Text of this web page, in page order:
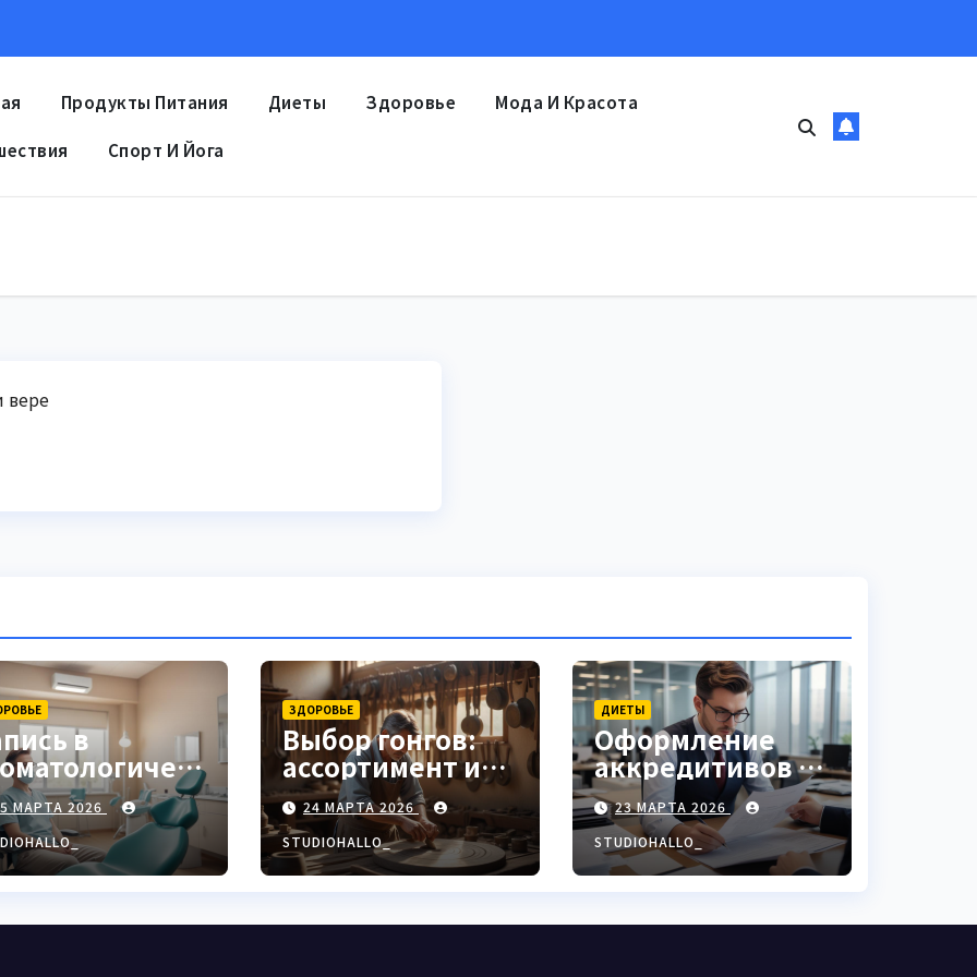
Продукты Питания Диеты Здоровье Мода И Красота
Спорт И Йога
вере
в
клинику
МАРТА 2026
ЗДОРОВЬЕ
Выбор гонгов:
ассортимент и
характеристики
24 МАРТА 2026
STUDIOHALLO_
ДИЕТЫ
Оформление
аккредитивов в
международной
торговле
23 МАРТА 2026
STUDIOHALLO_